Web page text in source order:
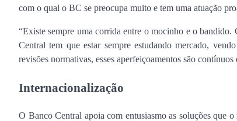
com o qual o BC se preocupa muito e tem uma atuação
“Existe sempre uma corrida entre o mocinho e o bandido.
Central tem que estar sempre estudando mercado,
revisões normativas, esses aperfeiçoamentos são
Internacionalização
O Banco Central apoia com entusiasmo as soluções que